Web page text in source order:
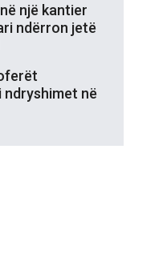
një kantier
ndërron jetë
ndryshimet në